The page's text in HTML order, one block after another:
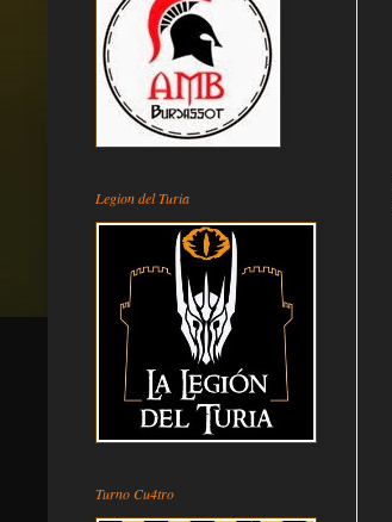
Legion del Turia
Turno Cu4tro